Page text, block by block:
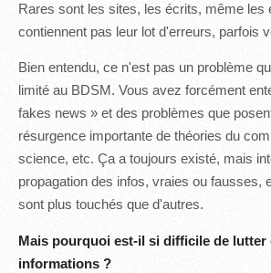
Rares sont les sites, les écrits, même les
contiennent pas leur lot d'erreurs, parfois
Bien entendu, ce n'est pas un problème
limité au BDSM. Vous avez forcément
fakes news » et des problèmes que
résurgence importante de théories du
science, etc. Ça a toujours existé, mais
propagation des infos, vraies ou fausses,
sont plus touchés que d'autres.
Mais pourquoi est-il si difficile de lutter
informations ?